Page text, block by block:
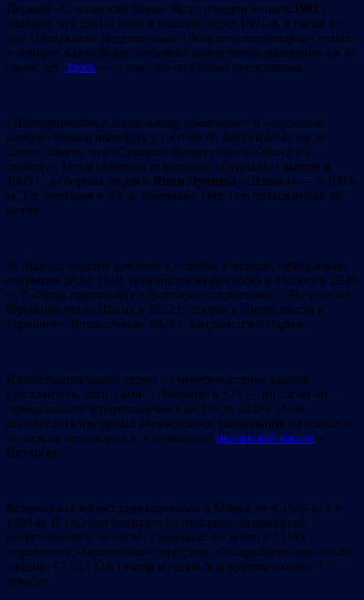
Первый «Славянский базар» был проведен в июле 1992 г.
Забавно, что 2011 г. идёт в таблице перед 1991-м, а также то,
что «Открытие Национального детского технопарка» попало
в семёрку важнейших «событий культурного развития» аж за
сорок лет. Здесь — о том, что оно собой представляло.
«Нетерпимость к социальному угнетению» и «служение
народу» можно вычитать у того же Ф. Богушевича, ну да
ладно. Замечу, что «Скрыпка беларуская» и «Хрэст на
свабоду» Тётки (взявшей псевдоним «Гаўрыла») вышли в
1906 г., а сборник лирики Янки Лучины «Вязанка» — в 1903-
м. Т.е. первыми в ХХ в. сборники Тётки считаться никак не
могут.
М. Шагал, утратив влияние в «своём» училище, официально
открытом 28.01.1919, перебрался из Витебска в Москву в 1920
г., Р. Фальк преподавал в Витебске годом позже… Ну и не во
Францию уехал Шагал в 1922 г.; сперва в Литву, потом в
Германию. Лишь осенью 1923 г. направился в Париж.
Иллюстрация много теряет от неперечисления языков
(догадайтесь, дети, сами…) Вообще, в §25 — ни слова об
официальном четырёхязычии в БССР до 1938 г. И ни
полслова о культурных учреждениях, работавших на идише и
польском, не говоря уж, к примеру, о цыганской школе в
Витебске.
Белорусская киностудия переехала в Минск не в 1929-м, а в
1939-м. И уж если напирать на историю организаций-
реорганизаций, то отсчёт следовало бы вести с 1924 г.:
управление «Белгоскино», предтеча «Беларусьфильма», было
создано 17.12.1924, откуда и «день белорусского кино» 17
декабря.